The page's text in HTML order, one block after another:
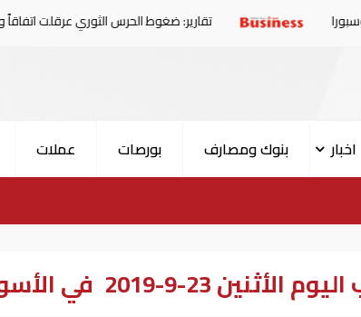
تقارير: ضغوط الحرس الثوري عرقلت اتفاقاً وشيكاً حول هرمز
اخبار بنوك ومصارف بورصات عملات
2019 في الأسواق المصرية